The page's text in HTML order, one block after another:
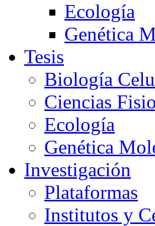
Ecología
Genética
Tesis
Biología
Ciencias
Ecología
Genética
Investigación
Plataformas
Institutos y